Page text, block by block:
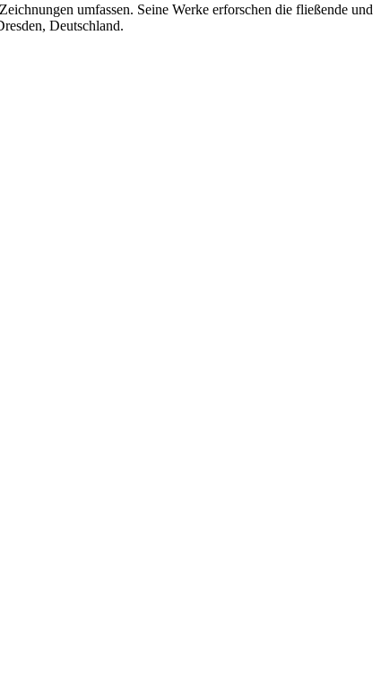
umfassen. Seine Werke erforschen die fließende und
Deutschland.